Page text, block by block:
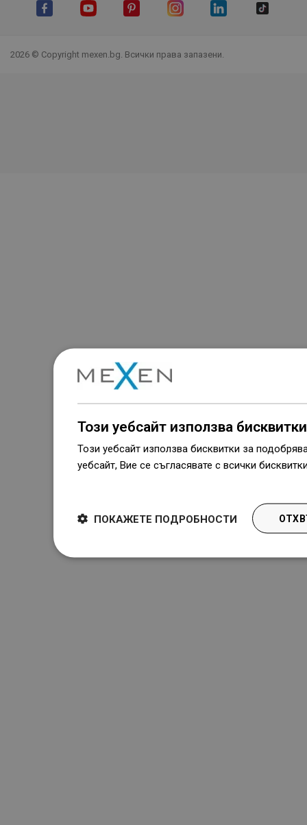
2026 © Copyright mexen.bg. Всички права запазени.
Този уебсайт използва бисквитки
Този уебсайт използва бисквитки за
уебсайт, Вие се съгласявате с всички
ПОКАЖЕТЕ ПОДРОБНОСТИ